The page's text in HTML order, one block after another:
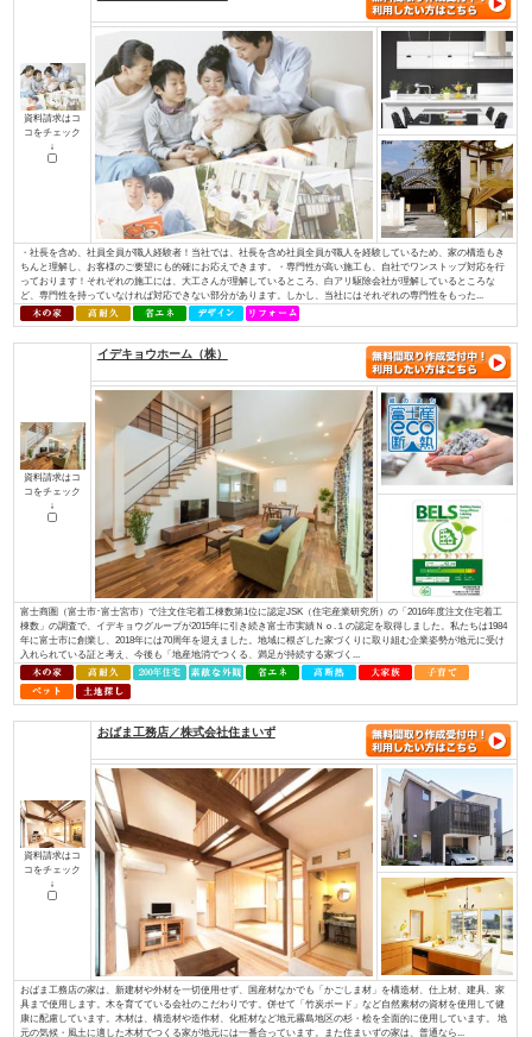
資料請求はコ
コをチェック
私たちが家づくりを通して、最もお客様のお役に立てることを考えた末に
モミの木の床材は、季節を問わず家全体の湿度を一定に調整し、素足で過
りを感じられます。空気をきれいにするだけでなく、モミの木の天然成分
コをチェック
株式会社 伊庭工務店
ほんとうに安心して暮らせる住まいとは何でしょうか？子供たちに豊かな
か？ 私たちは“家”という観点で考えました。 例えば、耐震性を考えたと
ある豊富な良い木材を 先進の技術で加工し、住む方の安全の為にその木材